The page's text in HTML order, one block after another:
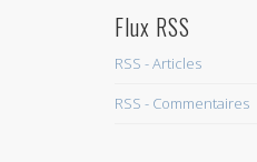
Flux RSS
RSS - Articles
RSS - Commentaires